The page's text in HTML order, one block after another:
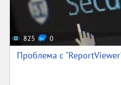
825 0
Проблема с